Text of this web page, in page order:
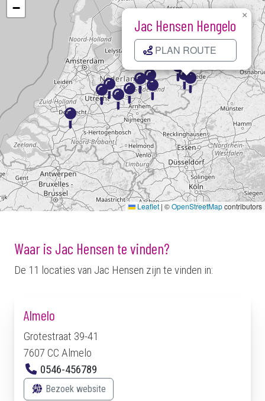
Kaart laden...
Jac Hensen Hengelo
PLAN ROUTE
×
−
Leaflet | ©OpenStreetMapcontributors
Waar is Jac Hensen te vinden?
De 11 locaties van Jac Hensen zijn te vinden in:
Almelo
Grotestraat 39-41
7607 CC Almelo
0546-456789
Bezoek website